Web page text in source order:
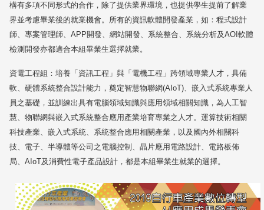
構有多項不同形式的合作，除了提供業界環境，也提供學生提前了解業
界並考慮畢業後的就業機會。所有的資訊軟體開發產業，如：程式設計
師、專案管理師、APP開發、網站開發、系統整合、系統分析及AOI軟體
檢測開發亦都適合本組畢業生選擇就業。
資電工程組：培養「資訊工程」與「電機工程」跨領域專業人才，具備
軟、硬體系統整合設計能力，奠定智慧物聯網(AIoT)、嵌入式系統專業人
員之基礎，並訓練出具有電腦領域知識與應用領域相關知識，為人工智
慧、物聯網與嵌入式系統整合應用產業培育專業之人才。運算技術相關
科技產業、嵌入式系統、系統整合應用相關產業，以及國內外相關科
技、電子、半導體等公司之電腦控制、晶片應用電路設計、電路板佈
局、AIoT及消費性電子產品設計，都是本組畢業生就業的選擇。